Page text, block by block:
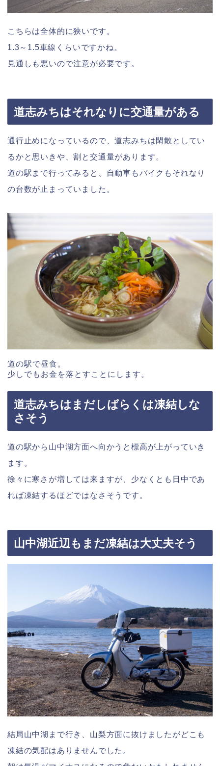
こちらは全体的に狭いです。
1.3～1.5車線くらいですかね。
見通しも悪いので注意が必要です。
道志みちはそれなりに交通量がある
通行止めになっているので、道志みちは閑散としてい
るかと思いきや、割と交通量があります。
道の駅まで行ってみると、自動車もバイクもそれなり
の台数が止まっていました。
道の駅で昼食。
少しでもお金を落とすことにします。
道志みちはまだしばらくは凍結しな
さそう
道の駅から山中湖方面へ向かうと標高が上がっていき
ます。
徐々に寒さが増しては来ますが、少なくとも日中であ
れば凍結するほどではなさそうです。
山中湖近辺もまだ凍結は大丈夫そう
結局山中湖まで行き、山梨方面に抜けましたがどこも
凍結の気配はありませんでした。